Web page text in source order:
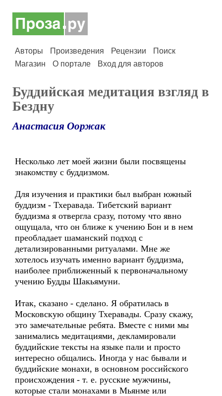
Авторы Произведения Рецензии
Поиск
Магазин
О портале Вход для авторов
Буддийская медитация взгляд в
Бездну
Анастасия Ооржак
Несколько лет моей жизни были посвящены
знакомству с буддизмом.
Для изучения и практики был выбран южный
буддизм - Тхеравада. Тибетский вариант
буддизма я отвергла сразу, потому что явно
ощущала, что он ближе к учению Бон и в нем
преобладает шаманский подход с
детализированными ритуалами. Мне же
хотелось изучать именно вариант буддизма,
наиболее приближенный к первоначальному
учению Будды Шакьямуни.
Итак, сказано - сделано. Я обратилась в
Московскую общину Тхеравады. Сразу скажу,
это замечательные ребята. Вместе с ними мы
занимались медитациями, декламировали
буддийские тексты на языке пали и просто
интересно общались. Иногда у нас бывали и
буддийские монахи, в основном российского
происхождения - т. е. русские мужчины,
которые стали монахами в Мьянме или